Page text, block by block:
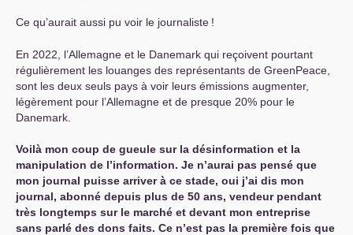
Ce qu’aurait aussi pu voir le journaliste !
En 2022, l’Allemagne et le Danemark qui reçoivent pourtant
régulièrement les louanges des représentants de GreenPeace,
sont les deux seuls pays à voir leurs émissions augmenter,
légèrement pour l’Allemagne et de presque 20% pour le
Danemark.
Voilà mon coup de gueule sur la désinformation et la
manipulation de l’information. Je n’aurai pas pensé que
mon journal puisse arriver à ce stade, oui j’ai dis mon
journal, abonné depuis plus de 50 ans, vendeur pendant
très longtemps sur le marché et devant mon entreprise
sans parlé des dons faits. Ce n’est pas la première fois que